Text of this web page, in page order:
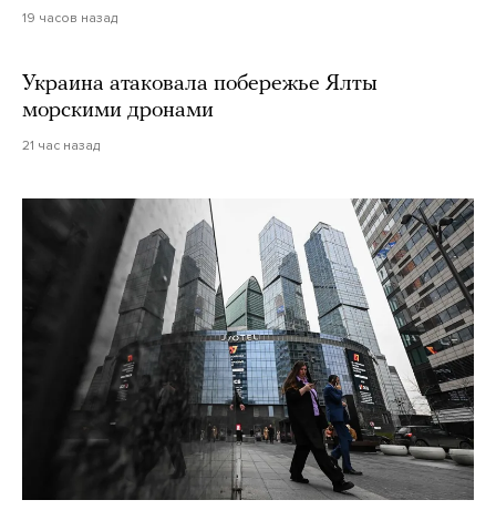
19 часов назад
Украина атаковала побережье Ялты
морскими дронами
21 час назад